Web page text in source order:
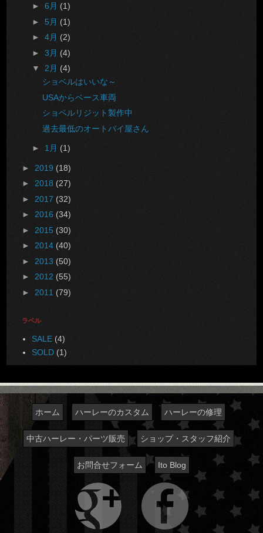
► 6月 (1)
► 5月 (1)
► 4月 (2)
► 3月 (4)
▼ 2月 (4)
ショベルはいいな～
USAからベース車両
ショベルリジット製作中
過去最低のオートバイ屋さん
► 1月 (1)
► 2019 (18)
► 2018 (27)
► 2017 (32)
► 2016 (34)
► 2015 (30)
► 2014 (40)
► 2013 (50)
► 2012 (55)
► 2011 (79)
ラベル
SALE (4)
SOLD (1)
ホーム ハーレーのカスタム ハーレーの修理
中古ハーレー・パーツ販売 ショップ・スタッフ紹介
お問合せフォーム Ito Blog